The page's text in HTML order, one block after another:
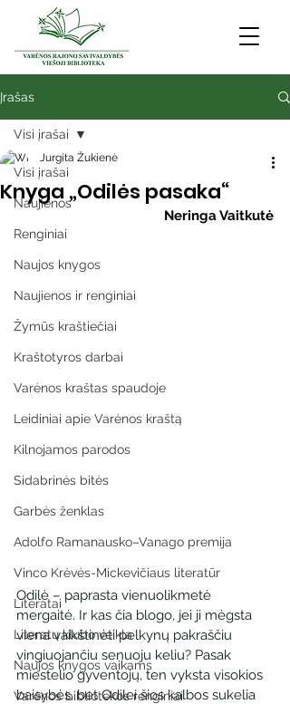
Įrašas
Visi įrašai
Naujienos
Renginiai
Naujos knygos
Naujienos ir renginiai
Žymūs kraštiečiai
Kraštotyros darbai
Varėnos kraštas spaudoje
Leidiniai apie Varėnos kraštą
Kilnojamos parodos
Sidabrinės bitės
Garbės ženklas
Adolfo Ramanausko–Vanago premija
Vinco Krėvės-Mickevičiaus literatūr
Literatai
Literatų klubo veikla
Naujos knygos vaikams
Varėnos bibliotekos renginiai
Visi įrašai
Knyga „Odilės pasaka“
Jurgita Žukienė
Neringa Vaitkutė
Odilė – paprasta vienuolikmetė
mergaitė. Ir kas čia blogo, jei ji mėgsta
viena vaikštinėti pelkynų pakraščiu
vingiuojančiu senuoju keliu? Pasak
miestelio gyventojų, ten vyksta visokios
baisybės, bet Odilei šios kalbos sukelia